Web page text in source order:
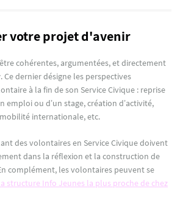
votre projet d'avenir
cohérentes, argumentées, et directement
. Ce dernier désigne les perspectives
à la fin de son Service Civique : reprise
emploi ou d’un stage, création d’activité,
internationale, etc.
des volontaires en Service Civique doivent
dans la réflexion et la construction de
complément, les volontaires peuvent se
structure Info Jeunes la plus proche de chez